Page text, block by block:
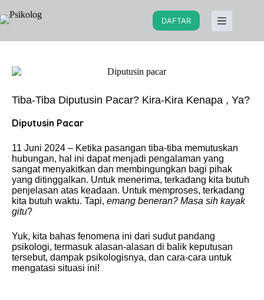
DAFTAR
Tiba-Tiba Diputusin Pacar? Kira-Kira Kenapa , Ya?
Diputusin Pacar
11 Juni 2024 – Ketika pasangan tiba-tiba memutuskan
hubungan, hal ini dapat menjadi pengalaman yang
sangat menyakitkan dan membingungkan bagi pihak
yang ditinggalkan. Untuk menerima, terkadang kita butuh
penjelasan atas keadaan. Untuk memproses, terkadang
kita butuh waktu. Tapi, emang beneran? Masa sih kayak
gitu?
Yuk, kita bahas fenomena ini dari sudut pandang
psikologi, termasuk alasan-alasan di balik keputusan
tersebut, dampak psikologisnya, dan cara-cara untuk
mengatasi situasi ini!